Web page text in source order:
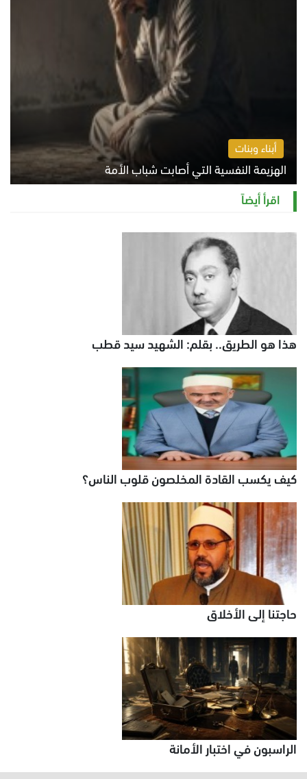
أبناء وبنات
الهزيمة النفسية التي أصابت شباب الأمة
الخميس 6 أغسطس 2026 11:12 ص
اقرأ أيضاً
هذا هو الطريق.. بقلم: الشهيد سيد قطب
كيف يكسب القادة المخلصون قلوب الناس؟
حاجتنا إلى الأخلاق
الراسبون في اختبار الأمانة